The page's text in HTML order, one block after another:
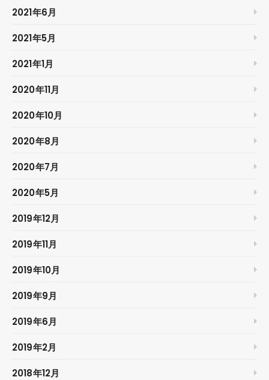
2021年6月
2021年5月
2021年1月
2020年11月
2020年10月
2020年8月
2020年7月
2020年5月
2019年12月
2019年11月
2019年10月
2019年9月
2019年6月
2019年2月
2018年12月